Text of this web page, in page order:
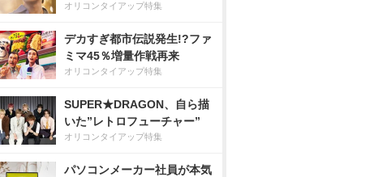
オリコンタイアップ特集
デカすぎ都市伝説発生!?ファ
ミマ45％増量作戦再来
オリコンタイアップ特集
SUPER★DRAGON、自ら描
いた”レトロフューチャー”
オリコンタイアップ特集
パソコンメーカー社員が本気